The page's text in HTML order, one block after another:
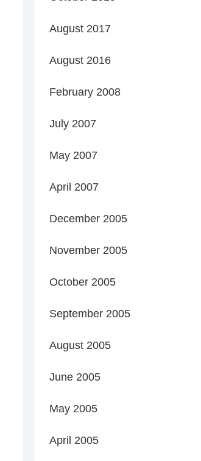
August 2017
August 2016
February 2008
July 2007
May 2007
April 2007
December 2005
November 2005
October 2005
September 2005
August 2005
June 2005
May 2005
April 2005